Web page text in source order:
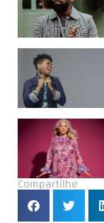
Compartilhe